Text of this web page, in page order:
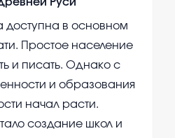
доступна в основном
Простое население
и писать. Однако с
и образования
начал расти.
создание школ и